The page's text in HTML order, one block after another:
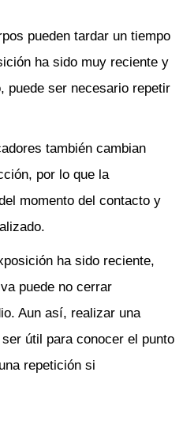
pueden tardar un tiempo
ha sido muy reciente y
puede ser necesario repetir
también cambian
por lo que la
momento del contacto y
ha sido reciente,
puede no cerrar
Aun así, realizar una
útil para conocer el punto
repetición si